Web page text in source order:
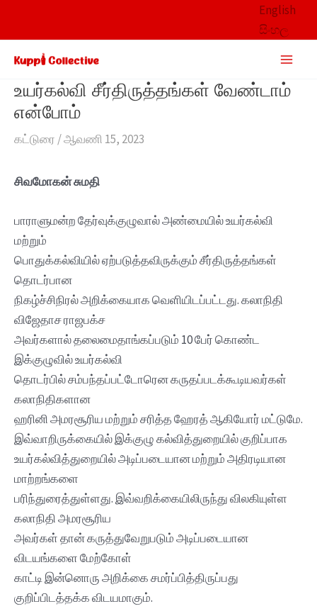
English
සිංහල
Main
உயர்கல்வி சீர்திருத்தங்கள் வேண்டாம்
என்போம்
கட்டுரை /ஆவணி 15, 2023
சிவமோகன் சுமதி
பாராளுமன்ற தேர்வுக்குழுவால் அண்மையில் உயர்கல்வி
மற்றும்
பொதுக்கல்வியில் ஏற்படுத்தவிருக்கும் சீர்திருத்தங்கள்
தொடர்பான
நிகழ்ச்சிநிரல் அறிக்கையாக வெளியிடப்பட்டது. கலாநிதி
விஜேதாச ராஜபக்ச
அவர்களால் தலைமைதாங்கப்படும் 10 பேர் கொண்ட
இக்குழுவில் உயர்கல்வி
தொடர்பில் சம்பந்தப்பட்டோரென கருதப்படக்கூடியவர்கள்
கலாநிதிகளான
ஹரினி அமரசூரிய மற்றும் சரித்த ஹேரத் ஆகியோர் மட்டுமே.
இவ்வாறிருக்கையில் இக்குழு கல்வித்துறையில் குறிப்பாக
உயர்கல்வித்துறையில் அடிப்படையான மற்றும் அதிரடியான
மாற்றங்களை
பரிந்துரைத்துள்ளது. இவ்வறிக்கையிலிருந்து விலகியுள்ள
கலாநிதி அமரசூரிய
அவர்கள் தான் கருத்துவேறுபடும் அடிப்படையான
விடயங்களை மேற்கோள்
காட்டி இன்னொரு அறிக்கை சமர்ப்பித்திருப்பது
குறிப்பிடத்தக்க விடயமாகும்.